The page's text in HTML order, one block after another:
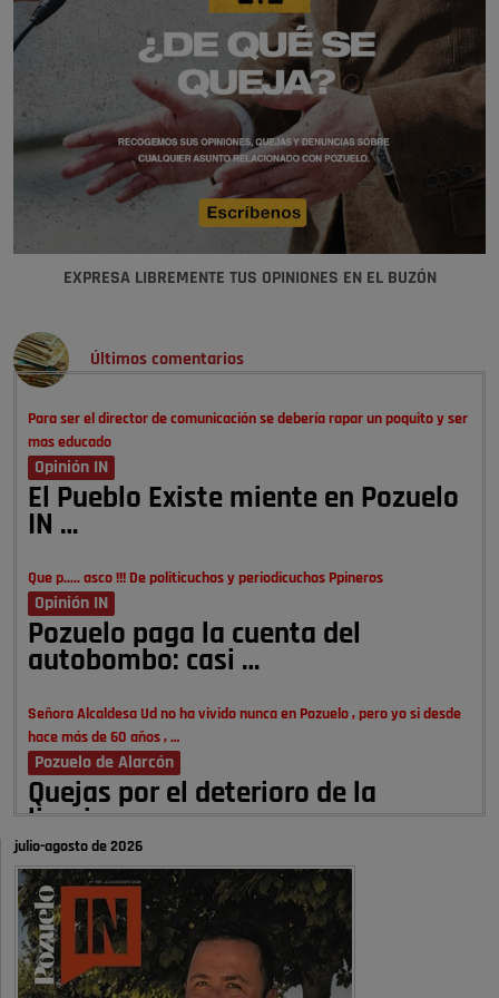
EXPRESA LIBREMENTE TUS OPINIONES EN EL BUZÓN
Últimos comentarios
Para ser el director de comunicación se debería rapar un poquito y ser
mas educado
Opinión IN
El Pueblo Existe miente en Pozuelo
IN …
Que p..... asco !!! De politicuchos y periodicuchos Ppineros
Opinión IN
Pozuelo paga la cuenta del
autobombo: casi …
Señora Alcaldesa Ud no ha vivido nunca en Pozuelo , pero yo si desde
hace más de 60 años , …
Pozuelo de Alarcón
Quejas por el deterioro de la
limpieza …
A ver si es posible que haya vivienda para familias con hijos y no
solamente jóvenes que no es tan …
Pozuelo de Alarcón
Pozuelo desbloquea
definitivamente Huerta Grande: las
julio-agosto de 2026